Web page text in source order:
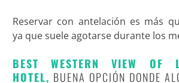
Reservar con antelación es más
ya que suele agotarse durante los
BEST WESTERN VIEW OF
HOTEL, BUENA OPCIÓN DONDE